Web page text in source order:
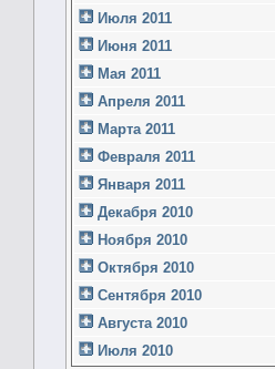
Июля 2011
Июня 2011
Мая 2011
Апреля 2011
Марта 2011
Февраля 2011
Января 2011
Декабря 2010
Ноября 2010
Октября 2010
Сентября 2010
Августа 2010
Июля 2010